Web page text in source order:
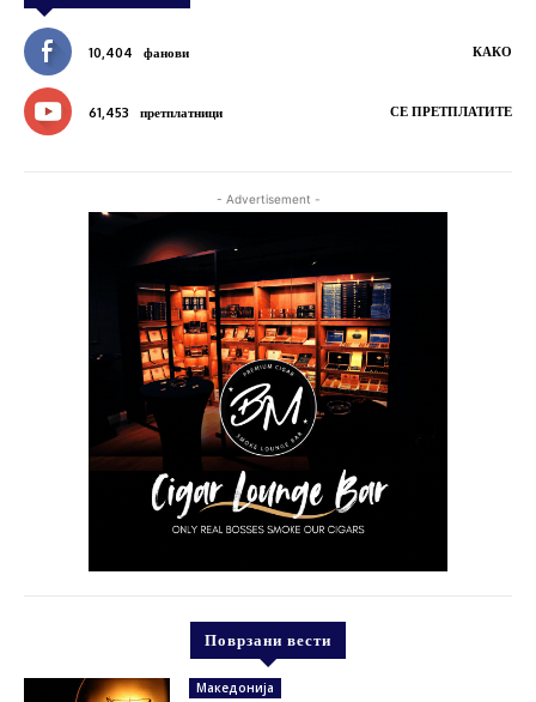
10,404 фанови КАКО
61,453 претплатници СЕ ПРЕТПЛАТИТЕ
- Advertisement -
Поврзани вести
Македонија